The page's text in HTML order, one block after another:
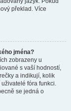
překlad. Více
jména?
zobrazeny u
s vaší hodností,
a indikují, kolik
fóra funkci.
se jedná o